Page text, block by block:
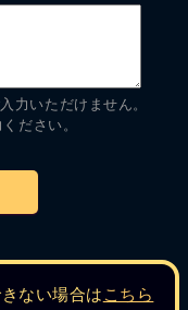
力いただけません。
ださい。
ない場合は こちら